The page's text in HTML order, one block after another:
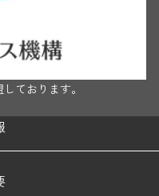
ております。